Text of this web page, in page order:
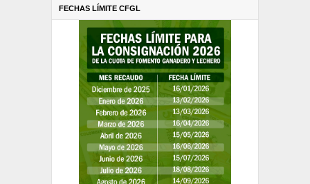
FECHAS LÍMITE CFGL